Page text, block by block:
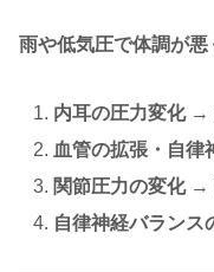
雨や低気圧で体調が悪
内耳の圧力変化→
血管の拡張・自律
関節圧力の変化→
自律神経バランス